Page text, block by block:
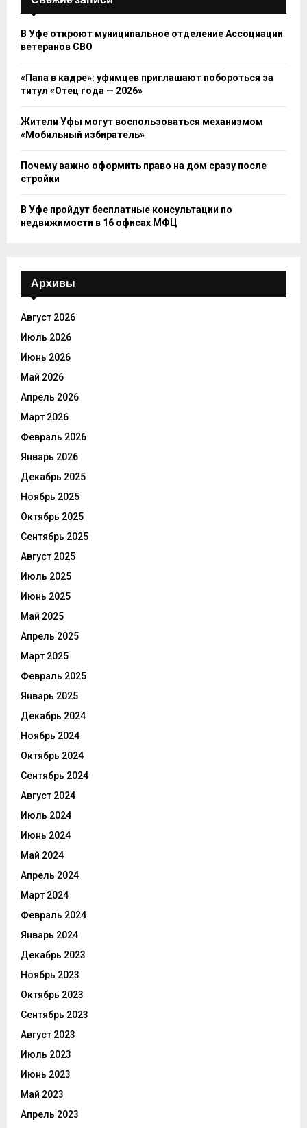
В Уфе откроют муниципальное отделение Ассоциации
ветеранов СВО
«Папа в кадре»: уфимцев приглашают побороться за
титул «Отец года — 2026»
Жители Уфы могут воспользоваться механизмом
«Мобильный избиратель»
Почему важно оформить право на дом сразу после
стройки
В Уфе пройдут бесплатные консультации по
недвижимости в 16 офисах МФЦ
Архивы
Август 2026
Июль 2026
Июнь 2026
Май 2026
Апрель 2026
Март 2026
Февраль 2026
Январь 2026
Декабрь 2025
Ноябрь 2025
Октябрь 2025
Сентябрь 2025
Август 2025
Июль 2025
Июнь 2025
Май 2025
Апрель 2025
Март 2025
Февраль 2025
Январь 2025
Декабрь 2024
Ноябрь 2024
Октябрь 2024
Сентябрь 2024
Август 2024
Июль 2024
Июнь 2024
Май 2024
Апрель 2024
Март 2024
Февраль 2024
Январь 2024
Декабрь 2023
Ноябрь 2023
Октябрь 2023
Сентябрь 2023
Август 2023
Июль 2023
Июнь 2023
Май 2023
Апрель 2023